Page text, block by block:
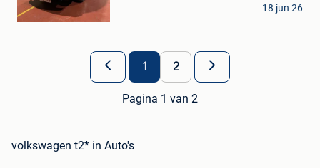
Kruibeke
18 jun 26
1 2
Pagina 1 van 2
volkswagen t2* in Auto's